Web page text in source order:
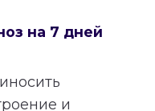
на 7 дней
и